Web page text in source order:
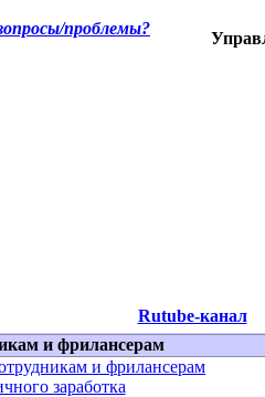
проблемы?
Rutube-канал
и фрилансерам
и фрилансерам
заработка